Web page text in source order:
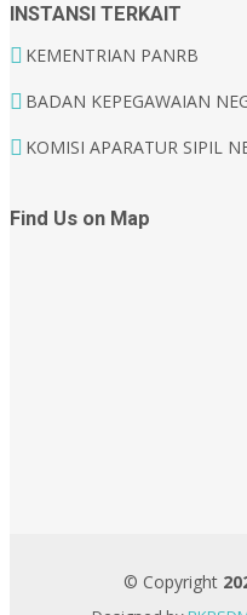
INSTANSI TERKAIT
KEMENTRIAN PANRB
BADAN KEPEGAWAIAN
KOMISI APARATUR SIPIL
Find Us on Map
© Copyright